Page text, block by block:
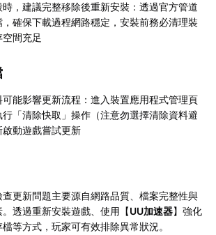
，建議完整移除後重新安裝：透過官方管道
確保下載過程網路穩定，安裝前務必清理裝
間充足
能影響更新流程：進入裝置應用程式管理頁
「清除快取」操作（注意勿選擇清除資料避
動遊戲嘗試更新
更新問題主要源自網路品質、檔案完整性與
透過重新安裝遊戲、使用【UU加速器】強化
等方式，玩家可有效排除異常狀況。